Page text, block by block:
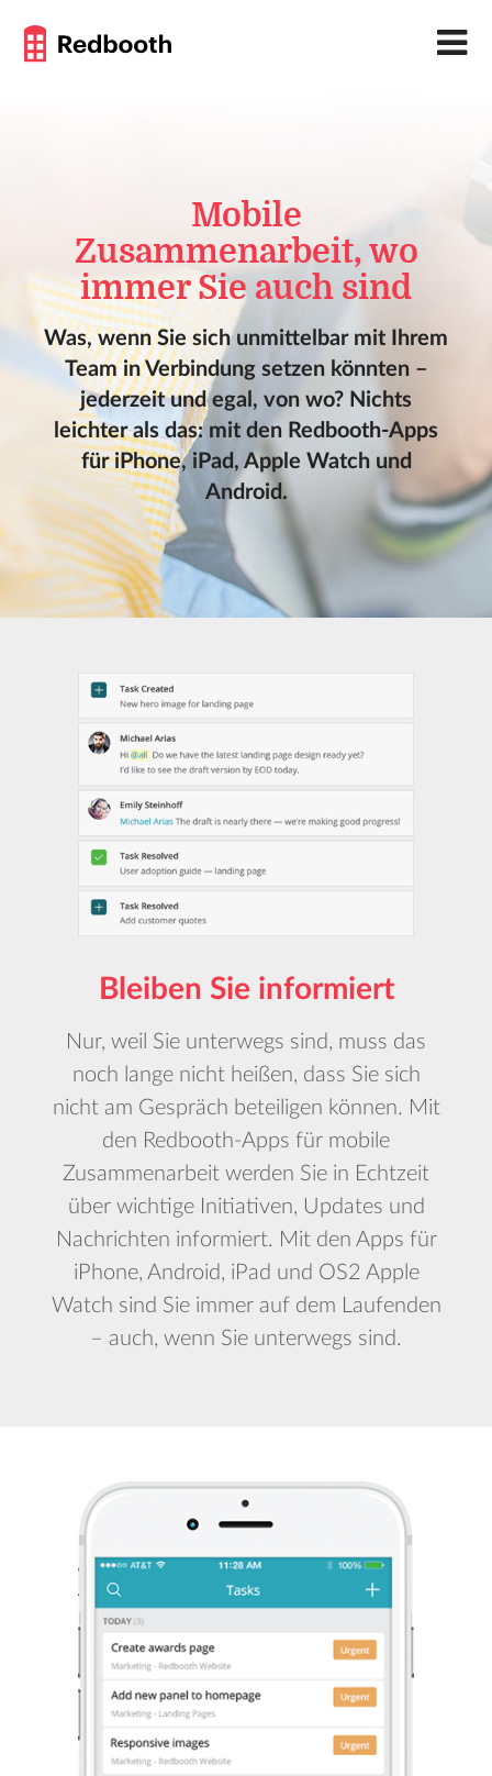
Mobile
Zusammenarbeit, wo
immer Sie auch sind
Was, wenn Sie sich unmittelbar mit Ihrem
Team in Verbindung setzen könnten –
jederzeit und egal, von wo? Nichts
leichter als das: mit den Redbooth-Apps
für iPhone, iPad, Apple Watch und
Android.
Bleiben Sie informiert
Nur, weil Sie unterwegs sind, muss das
noch lange nicht heißen, dass Sie sich
nicht am Gespräch beteiligen können. Mit
den Redbooth-Apps für mobile
Zusammenarbeit werden Sie in Echtzeit
über wichtige Initiativen, Updates und
Nachrichten informiert. Mit den Apps für
iPhone, Android, iPad und OS2 Apple
Watch sind Sie immer auf dem Laufenden
– auch, wenn Sie unterwegs sind.